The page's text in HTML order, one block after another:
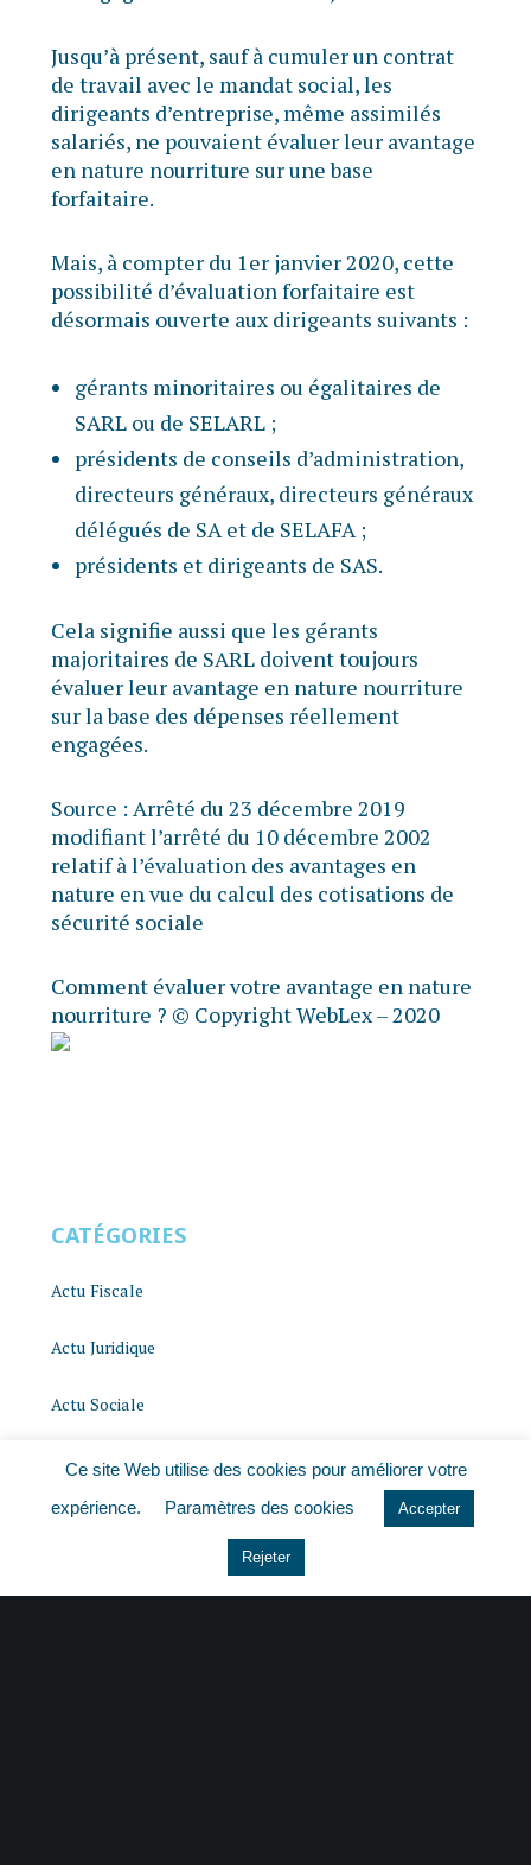
Jusqu’à présent, sauf à cumuler un contrat
de travail avec le mandat social, les
dirigeants d’entreprise, même assimilés
salariés, ne pouvaient évaluer leur avantage
en nature nourriture sur une base
forfaitaire.
Mais, à compter du 1er janvier 2020, cette
possibilité d’évaluation forfaitaire est
désormais ouverte aux dirigeants suivants :
gérants minoritaires ou égalitaires de
SARL ou de SELARL ;
présidents de conseils d’administration,
directeurs généraux, directeurs généraux
délégués de SA et de SELAFA ;
présidents et dirigeants de SAS.
Cela signifie aussi que les gérants
majoritaires de SARL doivent toujours
évaluer leur avantage en nature nourriture
sur la base des dépenses réellement
engagées.
Source : Arrêté du 23 décembre 2019
modifiant l’arrêté du 10 décembre 2002
relatif à l’évaluation des avantages en
nature en vue du calcul des cotisations de
sécurité sociale
Comment évaluer votre avantage en nature
nourriture ? © Copyright WebLex – 2020
CATÉGORIES
Actu Fiscale
Actu Juridique
Actu Sociale
actualite
histoire
Ce site Web utilise des cookies pour améliorer votre
expérience.
Paramètres des cookies Accepter
Rejeter